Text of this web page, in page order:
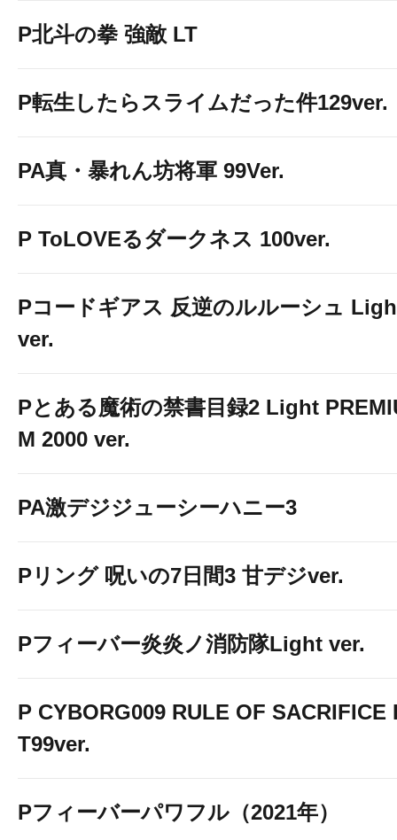
P北斗の拳 強敵 LT
P転生したらスライムだった件129ver.
PA真・暴れん坊将軍 99Ver.
P ToLOVEるダークネス 100ver.
Pコードギアス 反逆のルルーシュ
ver.
Pとある魔術の禁書目録2 Light
M 2000 ver.
PA激デジジューシーハニー3
Pリング 呪いの7日間3 甘デジver.
Pフィーバー炎炎ノ消防隊Light ver.
P CYBORG009 RULE OF SACRIFICE
T99ver.
Pフィーバーパワフル（2021年）